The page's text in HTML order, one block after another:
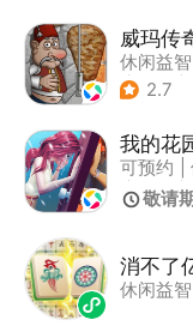
威玛传
休闲益智
| 美食
2.7
我的花
可预约
| 模拟 |
敬请
消不了
休闲益智